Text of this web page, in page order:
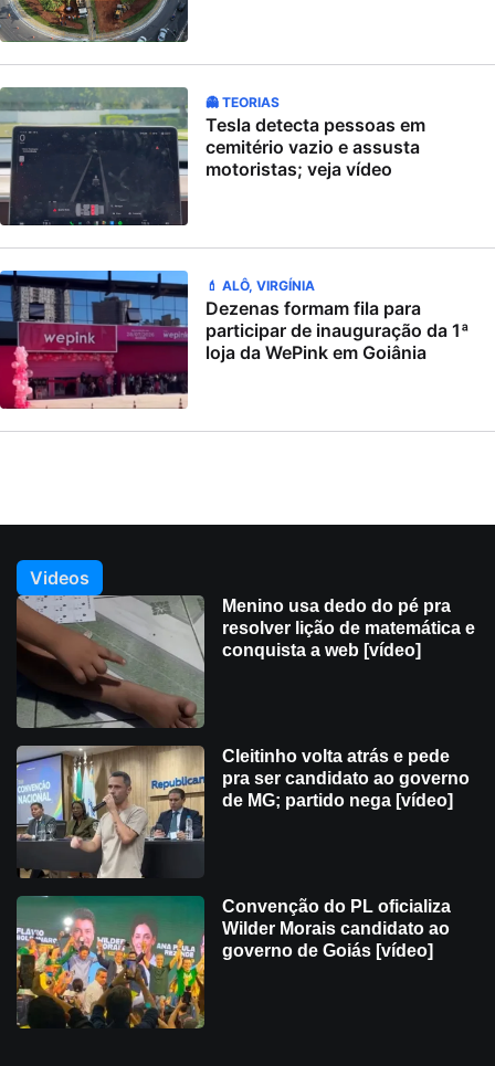
👻 TEORIAS
Tesla detecta pessoas em
cemitério vazio e assusta
motoristas; veja vídeo
💄 ALÔ, VIRGÍNIA
Dezenas formam fila para
participar de inauguração da 1ª
loja da WePink em Goiânia
Videos
Menino usa dedo do pé pra
resolver lição de matemática e
conquista a web [vídeo]
Cleitinho volta atrás e pede
pra ser candidato ao governo
de MG; partido nega [vídeo]
Convenção do PL oficializa
Wilder Morais candidato ao
governo de Goiás [vídeo]